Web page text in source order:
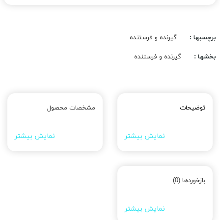
برچسبها : گیرنده و فرستنده
بخشها : گیرنده و فرستنده
توضیحات
نمایش بیشتر
مشخصات محصول
نمایش بیشتر
بازخوردها (0)
نمایش بیشتر